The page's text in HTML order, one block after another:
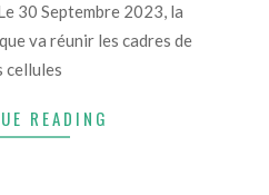
30 Septembre 2023, la
va réunir les cadres de
cellules
READING